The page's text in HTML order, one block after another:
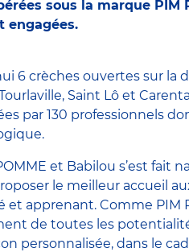
sous la marque PIM
engagées.
6 crèches ouvertes sur
Saint Lô et
par 130 professionnels
et Babilou s’est fait
le meilleur accueil
apprenant. Comme PIM
de toutes les
personnalisée, dans le